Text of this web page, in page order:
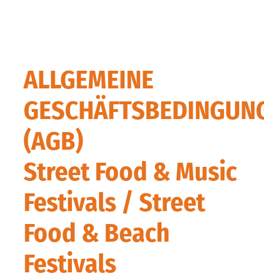
ALLGEMEINE
(AGB)
Street Food & Music
Festivals / Street
Food & Beach
Festivals